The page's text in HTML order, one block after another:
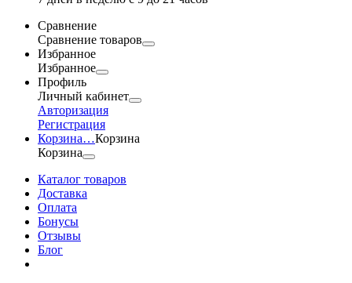
Сравнение
Сравнение товаров
Избранное
Избранное
Профиль
Личный кабинет
Авторизация
Регистрация
Корзина…Корзина
Корзина
Каталог товаров
Доставка
Оплата
Бонусы
Отзывы
Блог